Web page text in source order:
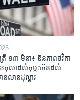
ត្រី ១៣ មីនា៖ ឱនភាព​ថវិកា​
ែ​តុលា​ដល់​កុម្ភៈ​កើន​ដល់​
លាន​ដុល្លារ